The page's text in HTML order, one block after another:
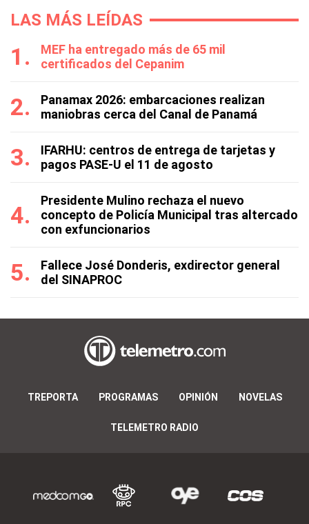
LAS MÁS LEÍDAS
MEF ha entregado más de 65 mil
certificados del Cepanim
Panamax 2026: embarcaciones realizan
maniobras cerca del Canal de Panamá
IFARHU: centros de entrega de tarjetas y
pagos PASE-U el 11 de agosto
Presidente Mulino rechaza el nuevo
concepto de Policía Municipal tras altercado
con exfuncionarios
Fallece José Donderis, exdirector general
del SINAPROC
TREPORTA PROGRAMAS OPINIÓN NOVELAS
TELEMETRO RADIO